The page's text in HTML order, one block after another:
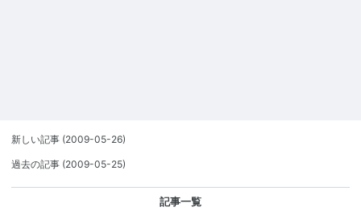
新しい記事 (2009-05-26)
過去の記事 (2009-05-25)
記事一覧